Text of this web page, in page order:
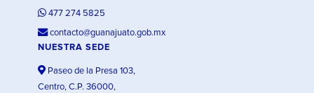
477 274 5825
contacto@guanajuato.gob.mx
NUESTRA SEDE
Paseo de la Presa 103,
Centro, C.P. 36000,